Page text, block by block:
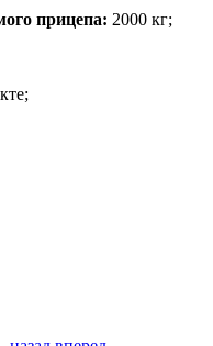
прицепа: 2000 кг;